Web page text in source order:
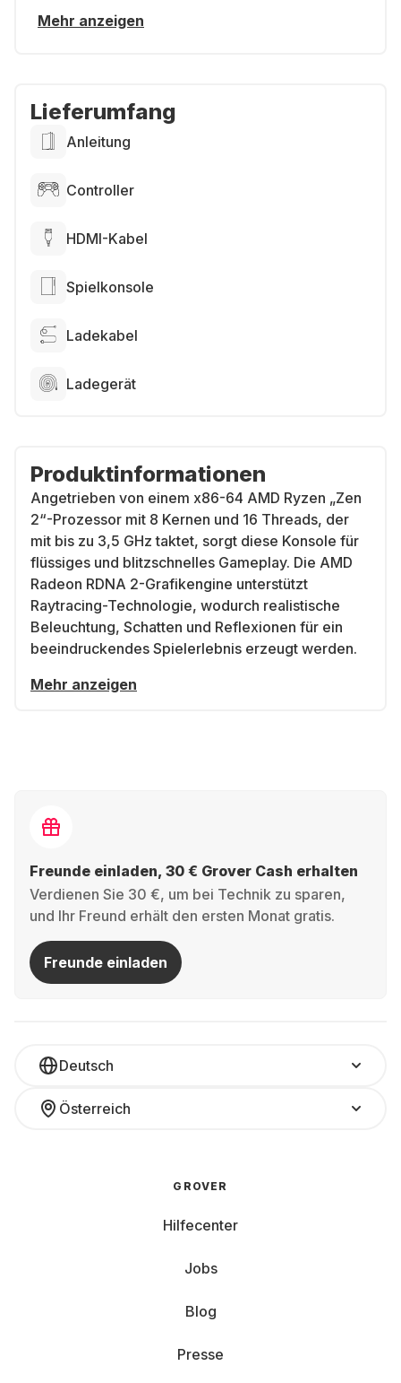
Mehr anzeigen
Lieferumfang
Anleitung
Controller
HDMI-Kabel
Spielkonsole
Ladekabel
Ladegerät
Produktinformationen
Angetrieben von einem x86-64 AMD Ryzen „Zen
2“-Prozessor mit 8 Kernen und 16 Threads, der
mit bis zu 3,5 GHz taktet, sorgt diese Konsole für
flüssiges und blitzschnelles Gameplay. Die AMD
Radeon RDNA 2-Grafikengine unterstützt
Raytracing-Technologie, wodurch realistische
Beleuchtung, Schatten und Reflexionen für ein
beeindruckendes Spielerlebnis erzeugt werden.
Mehr anzeigen
Freunde einladen, 30 € Grover Cash erhalten
Verdienen Sie 30 €, um bei Technik zu sparen,
und Ihr Freund erhält den ersten Monat gratis.
Freunde einladen
Deutsch
Österreich
GROVER
Hilfecenter
Jobs
Blog
Presse